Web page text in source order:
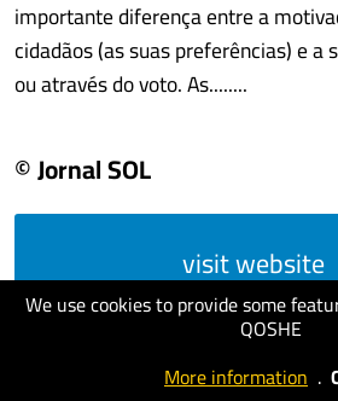
We use cookies to provide some
QOSHE
More information .
importante diferença entre a
cidadãos (as suas preferências) e a
ou através do voto. As........
© Jornal SOL
visit website